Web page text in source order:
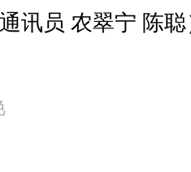
讯员 农翠宁 陈